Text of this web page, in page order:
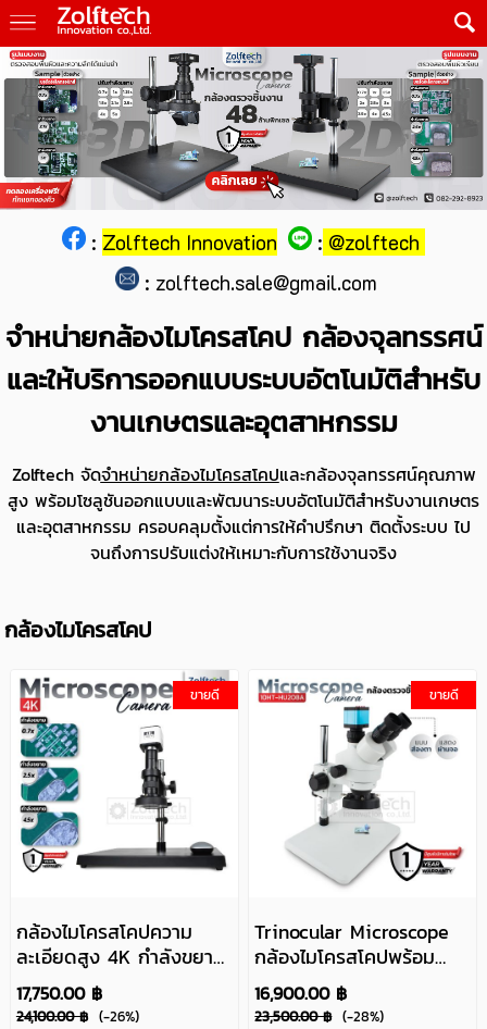
: Zolftech Innovation : @zolftech
: zolftech.sale@gmail.com
จำหน่ายกล้องไมโครสโคป กล้องจุลทรรศน์
และให้บริการออกแบบระบบอัตโนมัติสำหรับ
งานเกษตรและอุตสาหกรรม
Zolftech จัดจำหน่ายกล้องไมโครสโคปและกล้องจุลทรรศน์คุณภาพ
สูง พร้อมโซลูชันออกแบบและพัฒนาระบบอัตโนมัติสำหรับงานเกษตร
และอุตสาหกรรม ครอบคลุมตั้งแต่การให้คำปรึกษา ติดตั้งระบบ ไป
จนถึงการปรับแต่งให้เหมาะกับการใช้งานจริง
กล้องไมโครสโคป
ขายดี
กล้องไมโครสโคปความ
ละเอียดสูง 4K กำลังขยาย
0.35 – 11.25X รุ่น
TD4800HV-4K
17,750.00 ฿
24,100.00 ฿ (-26%)
ขายดี
Trinocular Microscope
กล้องไมโครสโคปพร้อม
กล้อง FHD 20Mpixel รุ่น
10HT-HU208A
16,900.00 ฿
23,500.00 ฿ (-28%)